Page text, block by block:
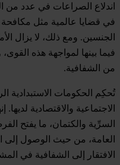
اندلاع الصراعات في عدد
في قضايا عالمية مثل مكافحة
الجنسين. ومع ذلك، لا يزال
فيما بينها لمواجهة هذه
من الشفافية.
تُحكِم الحكومات الاستبدادية
الاجتماعية والاقتصادية
السرِّية والكتمان، ما يفتح
العامة، من حيث الوصول إلى
الافتقار إلى الشفافية في